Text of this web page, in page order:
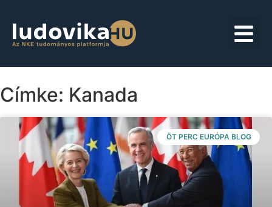
Címke: Kanada
ÖT PERC EURÓPA BLOG